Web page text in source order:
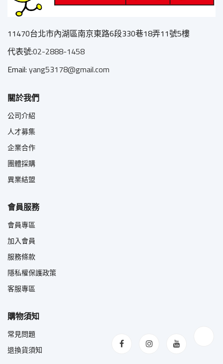
11470台北市內湖區南京東路6段330巷18弄11號5樓
代表號:02-2888-1458
Email:yang53178@gmail.com
關於我們
公司介紹
人才募集
企業合作
團體採購
異業結盟
會員服務
會員專區
加入會員
服務條款
隱私權保護政策
客服專區
購物須知
常見問題
退換貨須知